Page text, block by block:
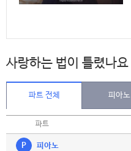
사랑하는 법이 틀렸나요
파트 전체 피아노
파트
P 피아노